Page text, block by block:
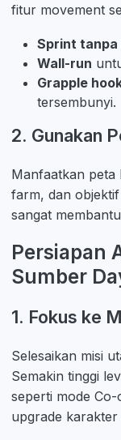
fitur movement
Sprint tanpa
Wall-run
Grapple
tersembunyi.
2. Gunakan
Manfaatkan peta
farm, dan
sangat
Persiapan
Sumber
1. Fokus ke
Selesaikan misi
Semakin tinggi
seperti mode
upgrade karakter